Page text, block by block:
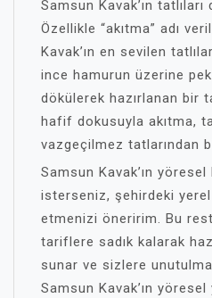
Samsun Kavak’ın
Özellikle “akıtma” adı
Kavak’ın en sevilen
ince hamurun üzerine
dökülerek hazırlanan bir
hafif dokusuyla akıtma,
vazgeçilmez tatlarından
Samsun Kavak’ın
isterseniz, şehirdeki
etmenizi öneririm. Bu
tariflere sadık kalarak
sunar ve sizlere
Samsun Kavak’ın